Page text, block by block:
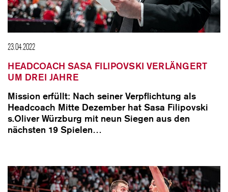
23.04.2022
HEADCOACH SASA FILIPOVSKI VERLÄNGERT
UM DREI JAHRE
Mission erfüllt: Nach seiner Verpflichtung als
Headcoach Mitte Dezember hat Sasa Filipovski
s.Oliver Würzburg mit neun Siegen aus den
nächsten 19 Spielen…